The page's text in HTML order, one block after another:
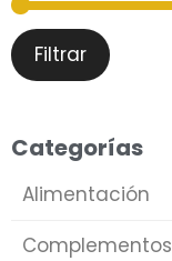
Filtrar
Categorías
Alimentación
Complementos